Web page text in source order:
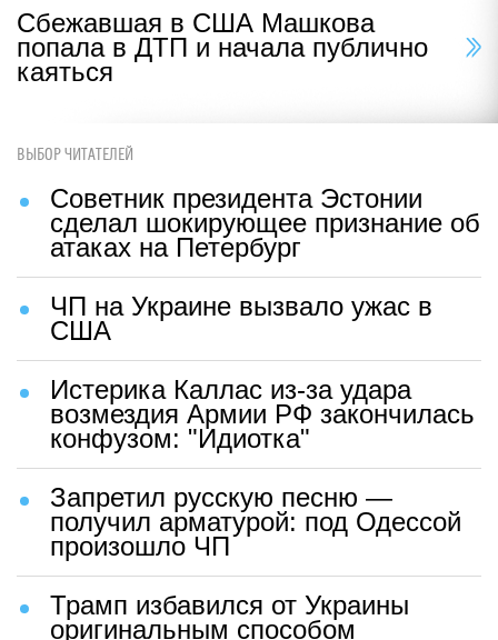
Сбежавшая в США Машкова
попала в ДТП и начала публично
каяться
ВЫБОР ЧИТАТЕЛЕЙ
Советник президента Эстонии
сделал шокирующее признание об
атаках на Петербург
ЧП на Украине вызвало ужас в
США
Истерика Каллас из-за удара
возмездия Армии РФ закончилась
конфузом: "Идиотка"
Запретил русскую песню —
получил арматурой: под Одессой
произошло ЧП
Трамп избавился от Украины
оригинальным способом